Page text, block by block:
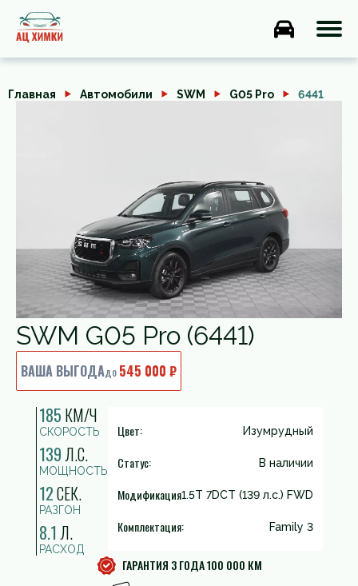
Главная Автомобили SWM G05 Pro 6441
SWM G05 Pro (6441)
ВАША ВЫГОДАдо545 000 ₽
185 КМ/Ч
СКОРОСТЬ
139Л.С.
МОЩНОСТЬ
12СЕК.
РАЗГОН
8.1Л.
РАСХОД
Цвет: Изумрудный
Статус: В наличии
Модификация1.5T 7DCT (139 л.с.) FWD
Комплектация: Family 3
ГАРАНТИЯ 3 ГОДА 100 000 КМ